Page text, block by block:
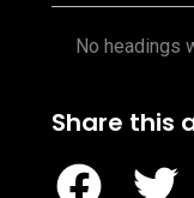
No headings
Share this